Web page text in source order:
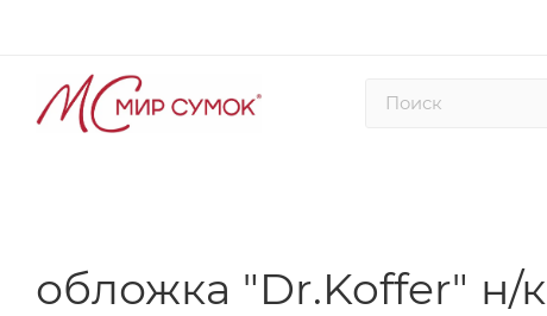
обложка "Dr.Koffer" н/к